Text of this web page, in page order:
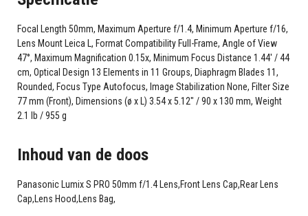
Focal Length 50mm, Maximum Aperture f/1.4, Minimum Aperture f/16,
Lens Mount Leica L, Format Compatibility Full-Frame, Angle of View
47°, Maximum Magnification 0.15x, Minimum Focus Distance 1.44' / 44
cm, Optical Design 13 Elements in 11 Groups, Diaphragm Blades 11,
Rounded, Focus Type Autofocus, Image Stabilization None, Filter Size
77 mm (Front), Dimensions (ø x L) 3.54 x 5.12" / 90 x 130 mm, Weight
2.1 lb / 955 g
Inhoud van de doos
Panasonic Lumix S PRO 50mm f/1.4 Lens,Front Lens Cap,Rear Lens
Cap,Lens Hood,Lens Bag,